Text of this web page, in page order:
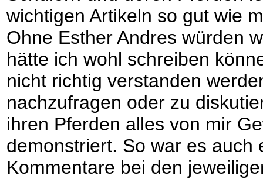
wichtigen Artikeln so gut wie
Ohne Esther Andres würden
hätte ich wohl schreiben
nicht richtig verstanden
nachzufragen oder zu
ihren Pferden alles von mir
demonstriert. So war es
Kommentare bei den